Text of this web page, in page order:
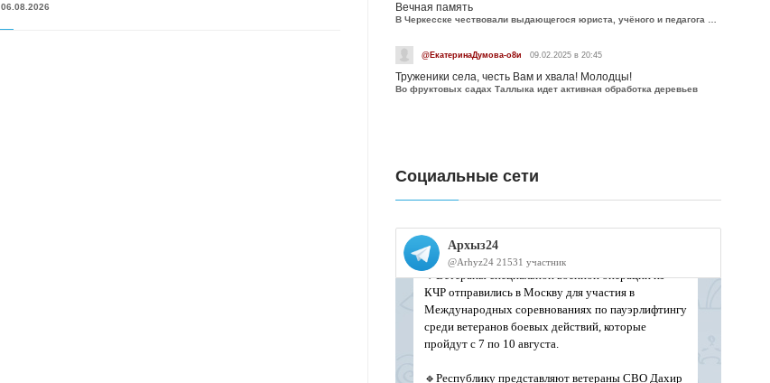
06.08.2026 Вечная память
@ЕкатеринаДумова-о8и 09.02.2025 в 20:45
Труженики села, честь Вам и хвала! Молодцы!
Во фруктовых садах Таллыка идет активная обработка деревьев
Социальные сети